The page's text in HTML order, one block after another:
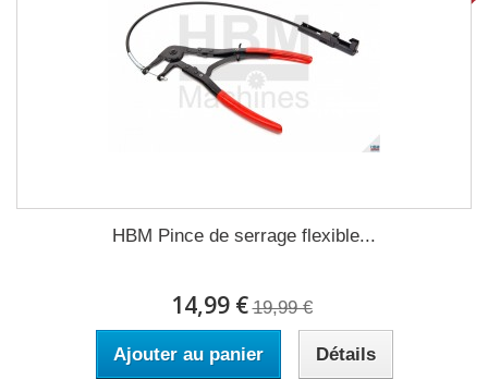
HBM Pince de serrage flexible...
14,99 € 19,99 €
Ajouter au panier Détails